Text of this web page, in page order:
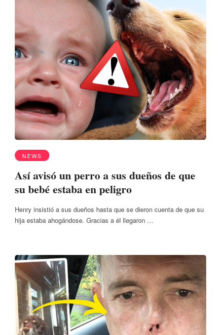
NEWS
Así avisó un perro a sus dueños de que
su bebé estaba en peligro
Henry insistió a sus dueños hasta que se dieron cuenta de que su
hija estaba ahogándose. Gracias a él llegaron …